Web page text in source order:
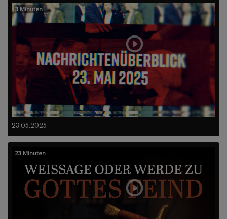
23.05.2025
3 Minuten
23 Minuten